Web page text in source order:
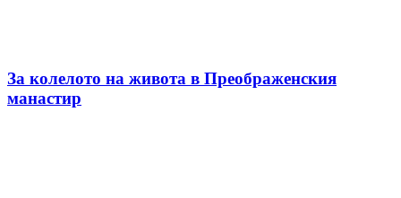
За колелото на живота в Преображенския
манастир